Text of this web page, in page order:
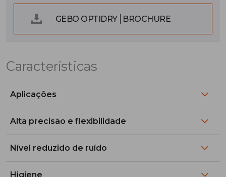
GEBO OPTIDRY│BROCHURE
Características
Aplicações
Alta precisão e flexibilidade
Nível reduzido de ruído
Higiene